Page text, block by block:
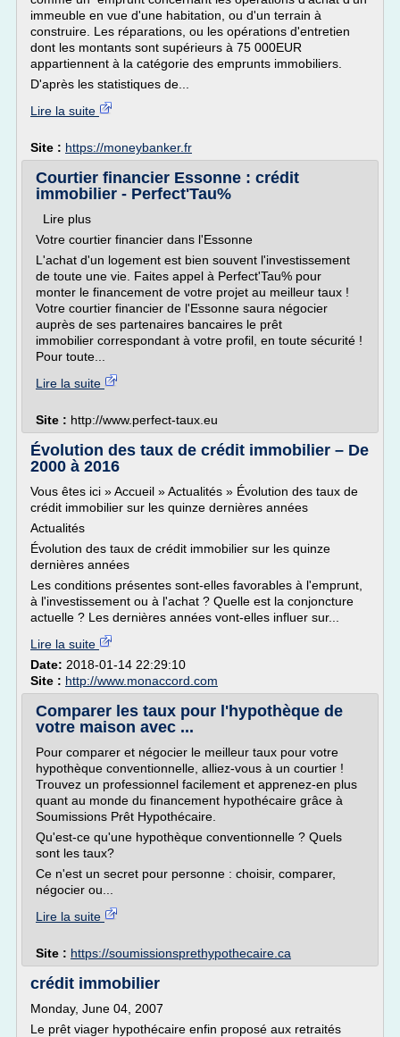
immeuble en vue d'une habitation, ou d'un terrain à
construire. Les réparations, ou les opérations d'entretien
dont les montants sont supérieurs à 75 000EUR
appartiennent à la catégorie des emprunts immobiliers.
D'après les statistiques de...
Lire la suite
Site : https://moneybanker.fr
Courtier financier Essonne : crédit
immobilier - Perfect'Tau%
Lire plus
Votre courtier financier dans l'Essonne
L'achat d'un logement est bien souvent l'investissement
de toute une vie. Faites appel à Perfect'Tau% pour
monter le financement de votre projet au meilleur taux !
Votre courtier financier de l'Essonne saura négocier
auprès de ses partenaires bancaires le prêt
immobilier correspondant à votre profil, en toute sécurité !
Pour toute...
Lire la suite
Site : http://www.perfect-taux.eu
Évolution des taux de crédit immobilier – De
2000 à 2016
Vous êtes ici » Accueil » Actualités » Évolution des taux de
crédit immobilier sur les quinze dernières années
Actualités
Évolution des taux de crédit immobilier sur les quinze
dernières années
Les conditions présentes sont-elles favorables à l'emprunt,
à l'investissement ou à l'achat ? Quelle est la conjoncture
actuelle ? Les dernières années vont-elles influer sur...
Lire la suite
Date: 2018-01-14 22:29:10
Site : http://www.monaccord.com
Comparer les taux pour l'hypothèque de
votre maison avec ...
Pour comparer et négocier le meilleur taux pour votre
hypothèque conventionnelle, alliez-vous à un courtier !
Trouvez un professionnel facilement et apprenez-en plus
quant au monde du financement hypothécaire grâce à
Soumissions Prêt Hypothécaire.
Qu'est-ce qu'une hypothèque conventionnelle ? Quels
sont les taux?
Ce n'est un secret pour personne : choisir, comparer,
négocier ou...
Lire la suite
Site : https://soumissionsprethypothecaire.ca
crédit immobilier
Monday, June 04, 2007
Le prêt viager hypothécaire enfin proposé aux retraités